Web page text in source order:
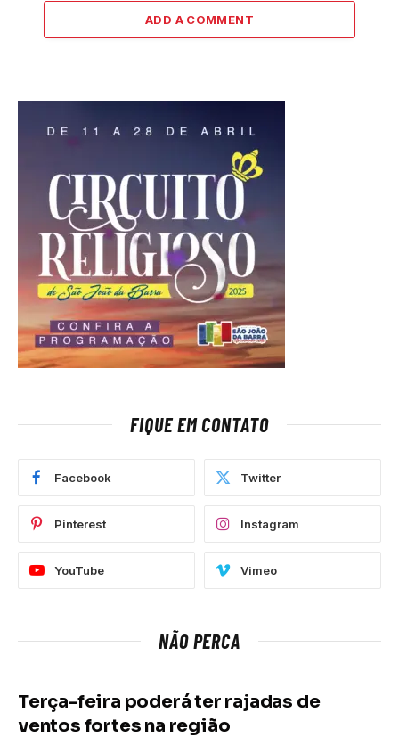
ADD A COMMENT
FIQUE EM CONTATO
Facebook Twitter
Pinterest Instagram
YouTube Vimeo
NÃO PERCA
Terça-feira poderá ter rajadas de
ventos fortes na região